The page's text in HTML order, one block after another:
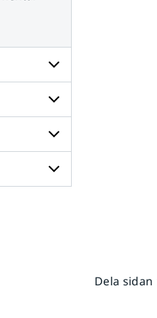
Undersidor
för
Radar
och
satellit
Undersidor
för
Väder
till
havs
Undersidor
för
Dela sidan